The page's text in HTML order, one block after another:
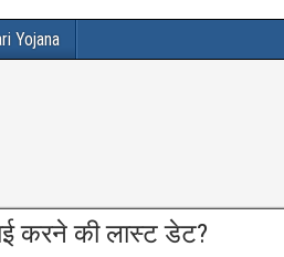
Yojana
करने की लास्ट डेट?